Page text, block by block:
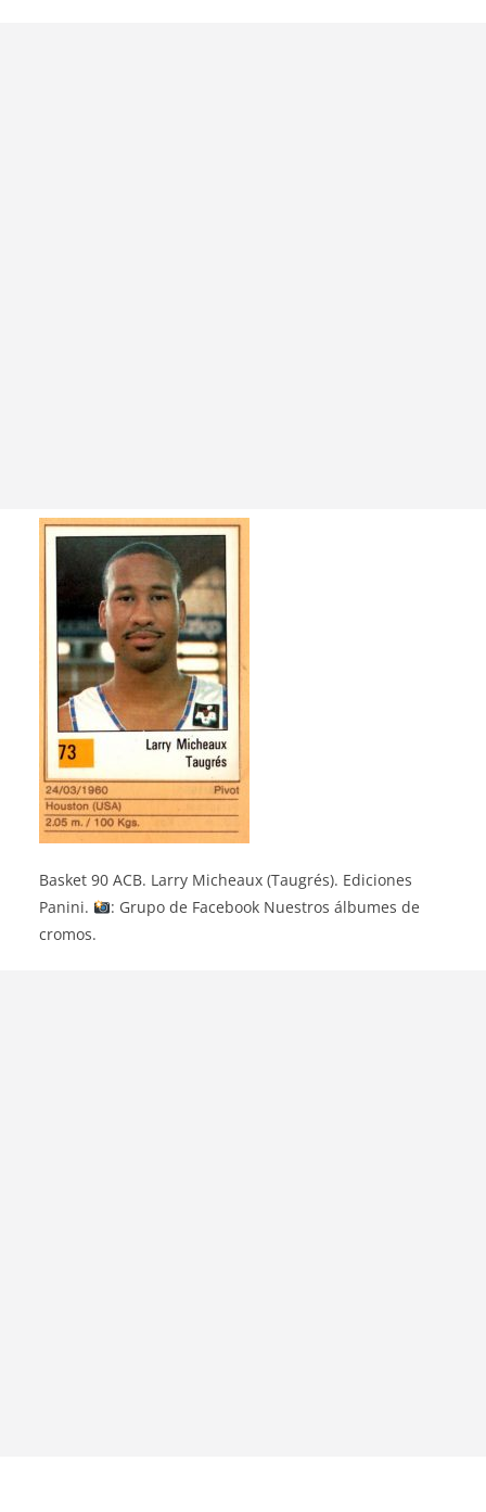
Basket 90 ACB. Larry Micheaux (Taugrés). Ediciones
Panini.
: Grupo de Facebook Nuestros álbumes de
cromos.